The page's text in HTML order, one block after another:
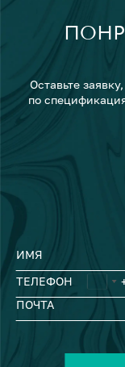
Оставьте
по
ИМЯ
ТЕЛЕФОН
ПОЧТА